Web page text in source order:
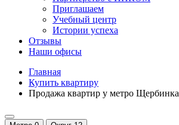
Приглашаем
Учебный центр
Истории успеха
Отзывы
Наши офисы
Главная
Купить квартиру
Продажа квартир у метро Щербинка